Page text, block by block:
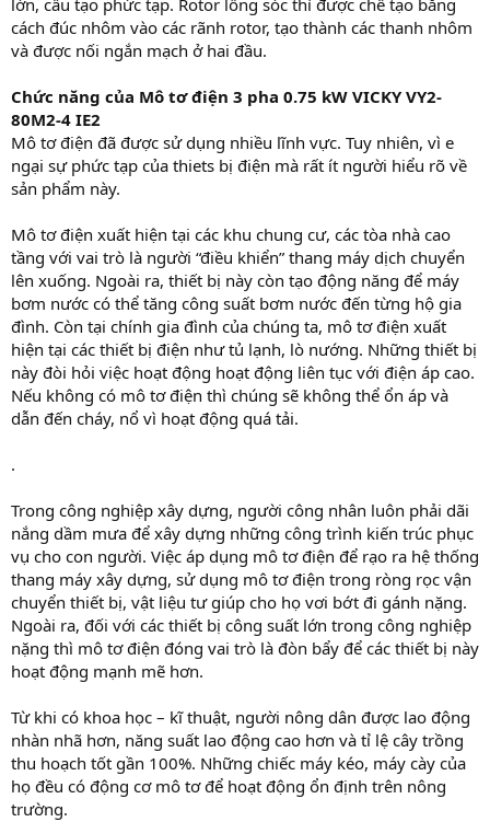
lớn, cấu tạo phức tạp. Rotor lồng sóc thì được chế tạo bằng
cách đúc nhôm vào các rãnh rotor, tạo thành các thanh nhôm
và được nối ngắn mạch ở hai đầu.
Chức năng của Mô tơ điện 3 pha 0.75 kW VICKY VY2-
80M2-4 IE2
Mô tơ điện đã được sử dụng nhiều lĩnh vực. Tuy nhiên, vì e
ngại sự phức tạp của thiets bị điện mà rất ít người hiểu rõ về
sản phẩm này.
Mô tơ điện xuất hiện tại các khu chung cư, các tòa nhà cao
tầng với vai trò là người “điều khiển” thang máy dịch chuyển
lên xuống. Ngoài ra, thiết bị này còn tạo động năng để máy
bơm nước có thể tăng công suất bơm nước đến từng hộ gia
đình. Còn tại chính gia đình của chúng ta, mô tơ điện xuất
hiện tại các thiết bị điện như tủ lạnh, lò nướng. Những thiết bị
này đòi hỏi việc hoạt động hoạt động liên tục với điện áp cao.
Nếu không có mô tơ điện thì chúng sẽ không thể ổn áp và
dẫn đến cháy, nổ vì hoạt động quá tải.
.
Trong công nghiệp xây dựng, người công nhân luôn phải dãi
nắng dầm mưa để xây dựng những công trình kiến trúc phục
vụ cho con người. Việc áp dụng mô tơ điện để rạo ra hệ thống
thang máy xây dựng, sử dụng mô tơ điện trong ròng rọc vận
chuyển thiết bị, vật liệu tư giúp cho họ vơi bớt đi gánh nặng.
Ngoài ra, đối với các thiết bị công suất lớn trong công nghiệp
nặng thì mô tơ điện đóng vai trò là đòn bẩy để các thiết bị này
hoạt động mạnh mẽ hơn.
Từ khi có khoa học – kĩ thuật, người nông dân được lao động
nhàn nhã hơn, năng suất lao động cao hơn và tỉ lệ cây trồng
thu hoạch tốt gần 100%. Những chiếc máy kéo, máy cày của
họ đều có động cơ mô tơ để hoạt động ổn định trên nông
trường.